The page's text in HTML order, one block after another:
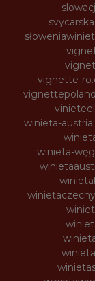
vignette-
winieta-
winieta-